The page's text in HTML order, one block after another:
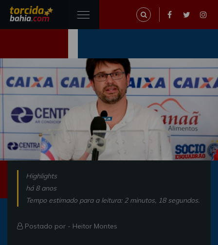
Highlights
há 8 anos
Tempo estimado para a leitura: 2 minutos, 18 segundos.
Postado por - Heitor Montes